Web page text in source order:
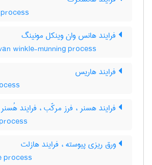
فرایند هانس وان وینکل مونینگ
winkle-munning process
فرایند هاریس
فرایند هسنر ، فرز مرکّب ، فرایند هُسنر
ورق ریزی پیوسته ، فرایند هازلت
process